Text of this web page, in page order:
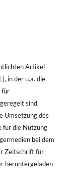
Artikel
in der u.a. die
für
sind.
Umsetzung des
für die Nutzung
bei dem
Zeitschrift für
heruntergeladen